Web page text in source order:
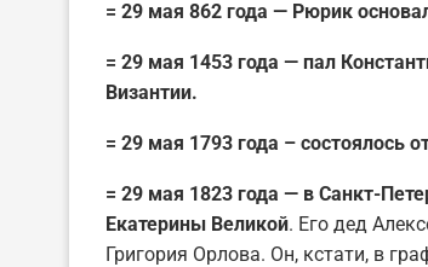
= 29 мая 862 года — Рюрик
= 29 мая 1453 года — пал
Византии.
= 29 мая 1793 года – состоялось
= 29 мая 1823 года — в Санкт-
Екатерины Великой. Его дед
Григория Орлова. Он, кстати, в